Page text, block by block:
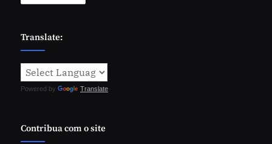
Translate:
Powered by Translate
Contribua com o site